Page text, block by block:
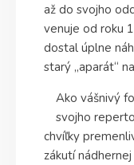
až do svojho
venuje od roku
dostal úplne
starý „aparát“
Ako vášnivý
svojho
chvíľky
zákutí